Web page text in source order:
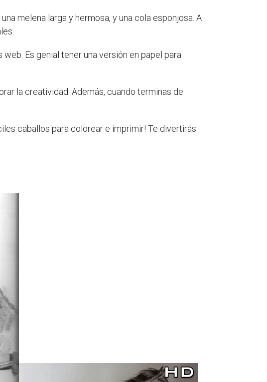
melena larga y hermosa, y una cola esponjosa. A
Es genial tener una versión en papel para
la creatividad. Además, cuando terminas de
caballos para colorear e imprimir! Te divertirás